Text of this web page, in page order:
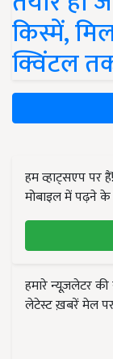
किस्में,
क्विंटल
हम व्हाट्सएप पर
मोबाइल में पढ़ने के
हमारे न्यूज़लेटर
लेटेस्ट ख़बरें मेल